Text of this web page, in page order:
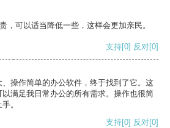
，可以适当降低一些，这样会更加亲民。
支持[0] 反对[0]
操作简单的办公软件，终于找到了它。这
满足我日常办公的所有需求。操作也很简
。
支持[0] 反对[0]